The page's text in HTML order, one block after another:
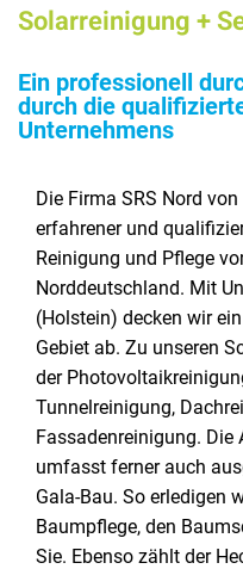
Solarreinigung +
Ein professionell
durch die
Unternehmens
Die Firma SRS Nord
erfahrener und
Reinigung und Pflege
Norddeutschland. Mit
(Holstein) decken wir
Gebiet ab. Zu unseren
der
Tunnelreinigung,
Fassadenreinigung. Die
umfasst ferner auch
Gala-Bau. So erledigen
Baumpflege, den
Sie. Ebenso zählt der